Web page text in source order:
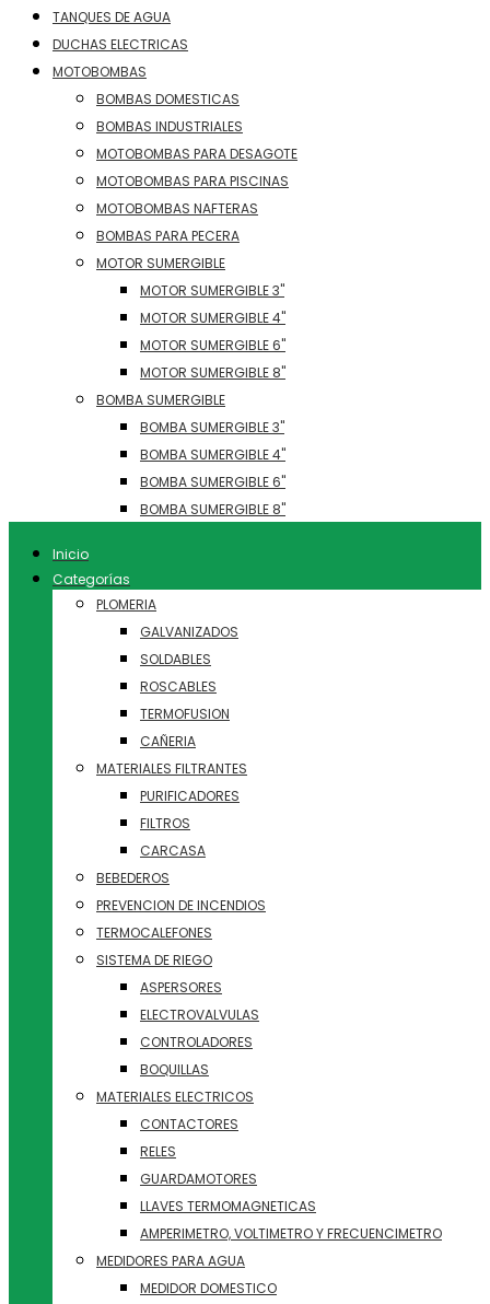
TANQUES DE AGUA
DUCHAS ELECTRICAS
MOTOBOMBAS
BOMBAS DOMESTICAS
BOMBAS INDUSTRIALES
MOTOBOMBAS PARA DESAGOTE
MOTOBOMBAS PARA PISCINAS
MOTOBOMBAS NAFTERAS
BOMBAS PARA PECERA
MOTOR SUMERGIBLE
MOTOR SUMERGIBLE 3"
MOTOR SUMERGIBLE 4"
MOTOR SUMERGIBLE 6"
MOTOR SUMERGIBLE 8"
BOMBA SUMERGIBLE
BOMBA SUMERGIBLE 3"
BOMBA SUMERGIBLE 4"
BOMBA SUMERGIBLE 6"
BOMBA SUMERGIBLE 8"
Inicio
Categorías
PLOMERIA
GALVANIZADOS
SOLDABLES
ROSCABLES
TERMOFUSION
CAÑERIA
MATERIALES FILTRANTES
PURIFICADORES
FILTROS
CARCASA
BEBEDEROS
PREVENCION DE INCENDIOS
TERMOCALEFONES
SISTEMA DE RIEGO
ASPERSORES
ELECTROVALVULAS
CONTROLADORES
BOQUILLAS
MATERIALES ELECTRICOS
CONTACTORES
RELES
GUARDAMOTORES
LLAVES TERMOMAGNETICAS
AMPERIMETRO, VOLTIMETRO Y FRECUENCIMETRO
MEDIDORES PARA AGUA
MEDIDOR DOMESTICO